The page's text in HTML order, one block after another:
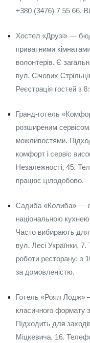
+380 (3476) 7 55 66.
Хостел «Друзі» —
приватними
волонтерів. Є
вул. Січових
Реєстрація гостей з
Гранд-готель
розширеним
можливостями.
комфорт і сервіс
Незалежності, 45.
працює цілодобово.
Садиба «Колиба» —
національною
Часто вибирають для
вул. Лесі Українки,
роботи ресторану: з
за домовленістю.
Готель «Роял Лодж»
класичного формату
Підходить для
Міцкевича, 16.